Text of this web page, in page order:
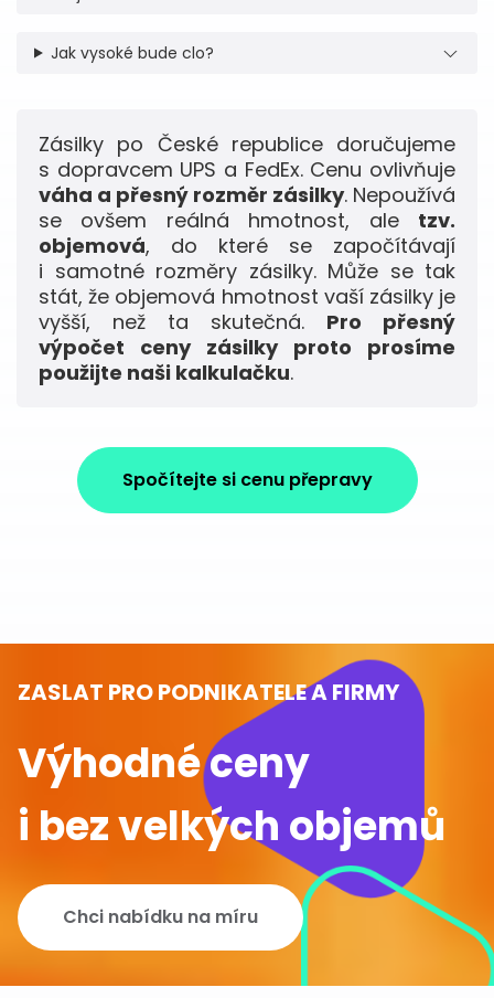
Jak vysoké bude clo?
Zásilky po České republice doručujeme
s dopravcem UPS a FedEx. Cenu ovlivňuje
váha a přesný rozměr zásilky. Nepoužívá
se ovšem reálná hmotnost, ale tzv.
objemová, do které se započítávají
i samotné rozměry zásilky. Může se tak
stát, že objemová hmotnost vaší zásilky je
vyšší, než ta skutečná. Pro přesný
výpočet ceny zásilky proto prosíme
použijte naši kalkulačku.
Spočítejte si cenu přepravy
ZASLAT PRO PODNIKATELE A FIRMY
Výhodné ceny
i bez velkých objemů
Chci nabídku na míru